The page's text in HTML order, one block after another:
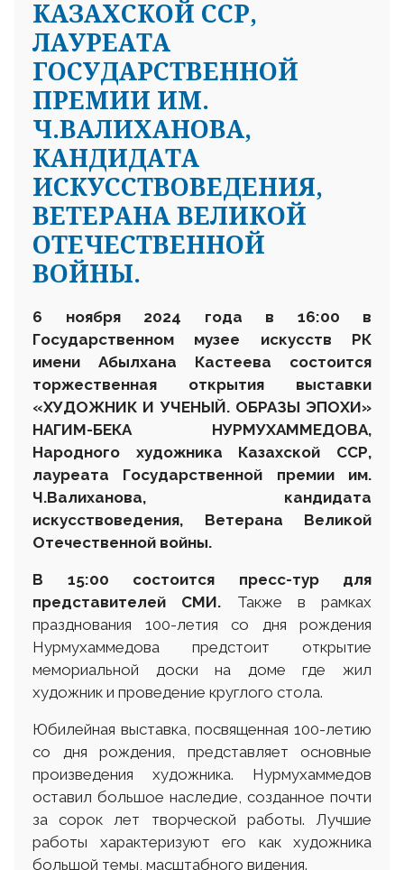
КАЗАХСКОЙ ССР,
ЛАУРЕАТА
ГОСУДАРСТВЕННОЙ
ПРЕМИИ ИМ.
Ч.ВАЛИХАНОВА,
КАНДИДАТА
ИСКУССТВОВЕДЕНИЯ,
ВЕТЕРАНА ВЕЛИКОЙ
ОТЕЧЕСТВЕННОЙ
ВОЙНЫ.
6 ноября 2024 года в 16:00 в
Государственном музее искусств РК
имени Абылхана Кастеева состоится
торжественная открытия выставки
«ХУДОЖНИК И УЧЕНЫЙ. ОБРАЗЫ ЭПОХИ»
НАГИМ-БЕКА НУРМУХАММЕДОВА,
Народного художника Казахской ССР,
лауреата Государственной премии им.
Ч.Валиханова, кандидата
искусствоведения, Ветерана Великой
Отечественной войны.
В 15:00 состоится пресс-тур для
представителей СМИ. Также в рамках
празднования 100-летия со дня рождения
Нурмухаммедова предстоит открытие
мемориальной доски на доме где жил
художник и проведение круглого стола.
Юбилейная выставка, посвященная 100-летию
со дня рождения, представляет основные
произведения художника. Нурмухаммедов
оставил большое наследие, созданное почти
за сорок лет творческой работы. Лучшие
работы характеризуют его как художника
большой темы, масштабного видения.